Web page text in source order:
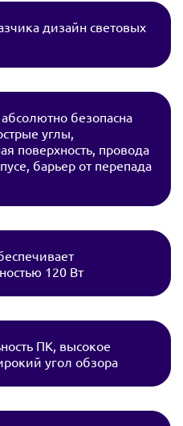
дизайн световых
безопасна
углы,
поверхность, провода
барьер от перепада
120 Вт
ПК, высокое
угол обзора